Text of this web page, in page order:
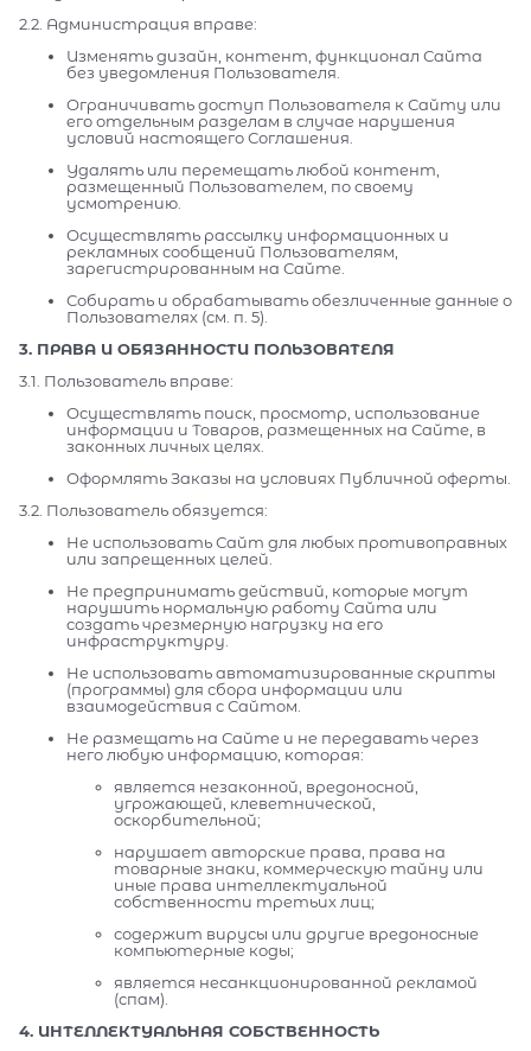
2.2. Администрация вправе:
Изменять дизайн, контент, функционал Сайта
без уведомления Пользователя.
Ограничивать доступ Пользователя к Сайту или
его отдельным разделам в случае нарушения
условий настоящего Соглашения.
Удалять или перемещать любой контент,
размещенный Пользователем, по своему
усмотрению.
Осуществлять рассылку информационных и
рекламных сообщений Пользователям,
зарегистрированным на Сайте.
Собирать и обрабатывать обезличенные данные о
Пользователях (см. п. 5).
3. ПРАВА И ОБЯЗАННОСТИ ПОЛЬЗОВАТЕЛЯ
3.1. Пользователь вправе:
Осуществлять поиск, просмотр, использование
информации и Товаров, размещенных на Сайте, в
законных личных целях.
Оформлять Заказы на условиях Публичной оферты.
3.2. Пользователь обязуется:
Не использовать Сайт для любых противоправных
или запрещенных целей.
Не предпринимать действий, которые могут
нарушить нормальную работу Сайта или
создать чрезмерную нагрузку на его
инфраструктуру.
Не использовать автоматизированные скрипты
(программы) для сбора информации или
взаимодействия с Сайтом.
Не размещать на Сайте и не передавать через
него любую информацию, которая:
является незаконной, вредоносной,
угрожающей, клеветнической,
оскорбительной;
нарушает авторские права, права на
товарные знаки, коммерческую тайну или
иные права интеллектуальной
собственности третьих лиц;
содержит вирусы или другие вредоносные
компьютерные коды;
является несанкционированной рекламой
(спам).
4. ИНТЕЛЛЕКТУАЛЬНАЯ СОБСТВЕННОСТЬ